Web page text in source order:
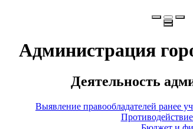
Администрация
Деятельность
Выявление правообладателей ранее